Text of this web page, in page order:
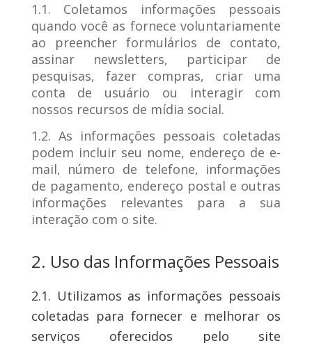
1.1. Coletamos informações pessoais
quando você as fornece voluntariamente
ao preencher formulários de contato,
assinar newsletters, participar de
pesquisas, fazer compras, criar uma
conta de usuário ou interagir com
nossos recursos de mídia social.
1.2. As informações pessoais coletadas
podem incluir seu nome, endereço de e-
mail, número de telefone, informações
de pagamento, endereço postal e outras
informações relevantes para a sua
interação com o site.
2. Uso das Informações Pessoais
2.1. Utilizamos as informações pessoais
coletadas para fornecer e melhorar os
serviços oferecidos pelo site